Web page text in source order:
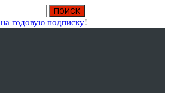
на годовую подписку!